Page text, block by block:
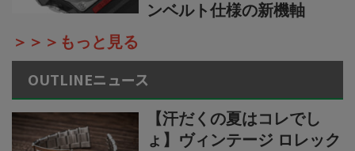
ンベルト仕様の新機軸
＞＞＞もっと見る
OUTLINEニュース
【汗だくの夏はコレでし
ょ】ヴィンテージ ロレック